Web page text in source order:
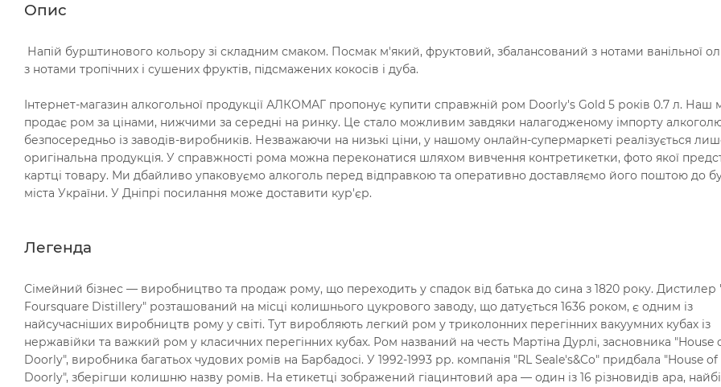
Опис
Напій бурштинового кольору зі складним смаком. Посмак м'який, фруктовий, збалансований з нотами ванільної
з нотами тропічних і сушених фруктів, підсмажених кокосів і дуба.
Інтернет-магазин алкогольної продукції АЛКОМАГ пропонує купити справжній ром Doorly's Gold 5 років 0.7 л. Наш
продає ром за цінами, нижчими за середні на ринку. Це стало можливим завдяки налагодженому імпорту
безпосередньо із заводів-виробників. Незважаючи на низькі ціни, у нашому онлайн-супермаркеті реалізується
оригінальна продукція. У справжності рома можна переконатися шляхом вивчення контретикетки, фото якої
картці товару. Ми дбайливо упаковуємо алкоголь перед відправкою та оперативно доставляємо його поштою до
міста України. У Дніпрі посилання може доставити кур'єр.
Легенда
Сімейний бізнес — виробництво та продаж рому, що переходить у спадок від батька до сина з 1820 року. Дистилер
Foursquare Distillery" розташований на місці колишнього цукрового заводу, що датується 1636 роком, є одним із
найсучасніших виробництв рому у світі. Тут виробляють легкий ром у триколонних перегінних вакуумних кубах із
нержавійки та важкий ром у класичних перегінних кубах. Ром названий на честь Мартіна Дурлі, засновника "House
Doorly", виробника багатьох чудових ромів на Барбадосі. У 1992-1993 рр. компанія "RL Seale's&Co" придбала "House
Doorly", зберігши колишню назву ромів. На етикетці зображений гіацинтовий ара — один із 16 різновидів ара,